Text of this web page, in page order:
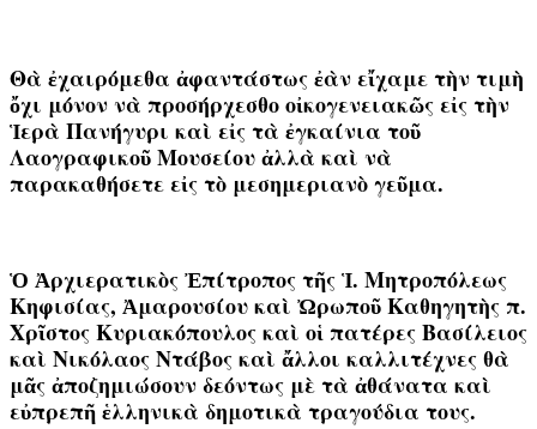
Θὰ ἐχαιρόμεθα ἀφαντάστως ἐὰν εἴχαμε τὴν τιμὴ
ὄχι μόνον νὰ προσήρχεσθο οἰκογενειακῶςεἰς τὴν
Ἱερὰ Πανήγυρι καὶ εἰς τὰ ἐγκαίνια τοῦ
Λαογραφικοῦ Μουσείουἀλλὰ καὶ νὰ
παρακαθήσετε εἰς τὸ μεσημεριανὸ γεῦμα.
Ὁ Ἀρχιερατικὸς Ἐπίτροπος τῆς Ἱ. Μητροπόλεως
Κηφισίας, Ἀμαρουσίου καὶ Ὠρωποῦ Καθηγητὴςπ.
Χρῖστος Κυριακόπουλοςκαὶ οἱπατέρες Βασίλειος
καὶ Νικόλαος Ντάβοςκαὶ ἄλλοι καλλιτέχνες θὰ
μᾶς ἀποζημιώσουν δεόντως μὲ τὰ ἀθάνατα καὶ
εὐπρεπῆ ἑλληνικὰ δημοτικὰ τραγούδια τους.